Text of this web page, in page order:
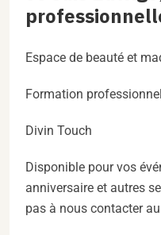
Espace de beauté et
Formation
Divin Touch
Disponible pour vos
anniversaire et autres
pas à nous contacter